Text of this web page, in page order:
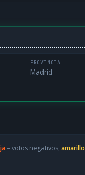
PROVINCIA
Madrid
= votos negativos, amarillo